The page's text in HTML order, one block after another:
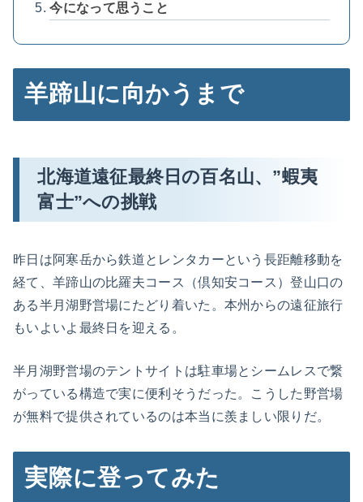
今になって思うこと
羊蹄山に向かうまで
北海道遠征最終日の百名山、”蝦夷
富士”への挑戦
昨日は阿寒岳から鉄道とレンタカーという長距離移動を
経て、羊蹄山の比羅夫コース（倶知安コース）登山口の
ある半月湖野営場にたどり着いた。本州からの遠征旅行
もいよいよ最終日を迎える。
半月湖野営場のテントサイトは駐車場とシームレスで繋
がっている構造で実に便利そうだった。こうした野営場
が無料で提供されているのは本当に羨ましい限りだ。
実際に登ってみた